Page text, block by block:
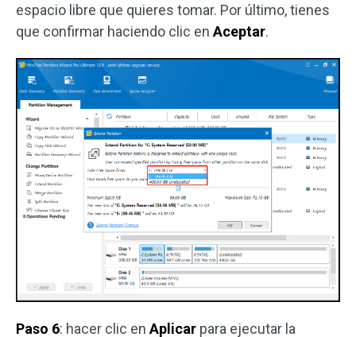
espacio libre que quieres tomar. Por último, tienes
que confirmar haciendo clic en Aceptar.
Paso 6: hacer clic en Aplicar para ejecutar la